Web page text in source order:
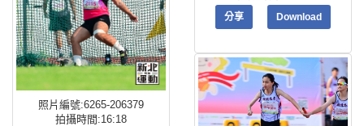
照片編號:6265-206379
拍攝時間:16:18
分享 Download